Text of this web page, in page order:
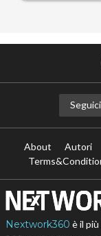
Seguici
About Autori
Nextwork360 è il